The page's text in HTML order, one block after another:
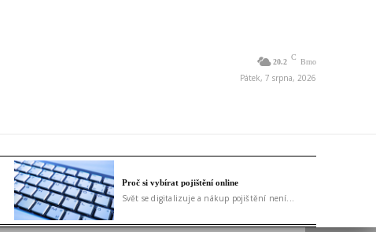
20.2
C
Brno
Pátek, 7 srpna, 2026
Proč si vybírat pojištění online
Svět se digitalizuje a nákup pojištění není...